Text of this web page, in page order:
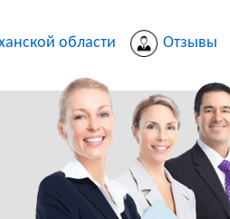
области Отзывы